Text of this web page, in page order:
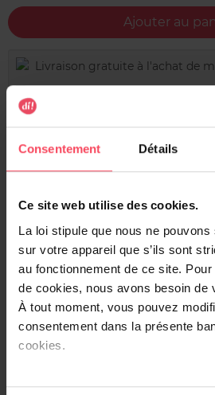
Consentement Détails
Ce site web utilise des cookies.
La loi stipule que nous ne
sur votre appareil que s’ils sont
au fonctionnement de ce site.
de cookies, nous avons besoin de
À tout moment, vous pouvez
consentement dans la présente
cookies.
Ajouter au
Livraison gratuite à l'achat de
Description
Le GEL NETTOYANT
impuretés et le maquillage en
une sensation de fraîcheur
l’Aloe Vera et de la Glycérine
tous les types de peaux, même
lumineux et éclatant au quotidien.
et légère, se transforme en une
immédiat. Résultat : la peau est